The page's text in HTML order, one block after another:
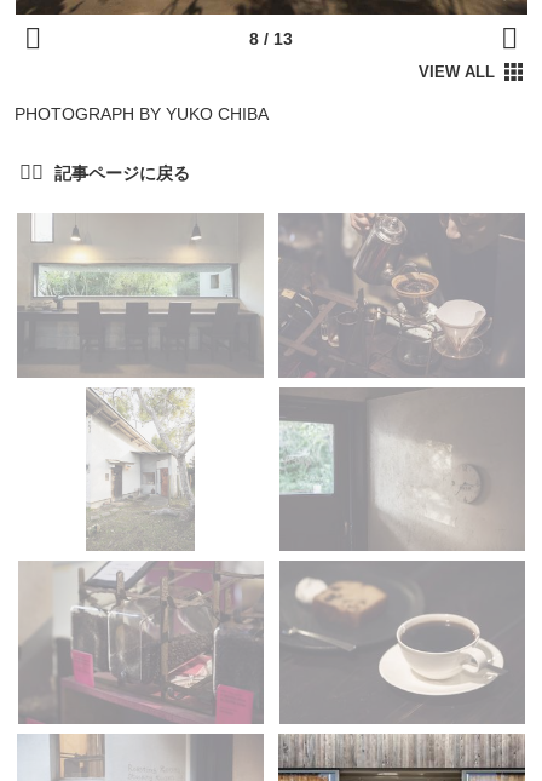
PHOTOGRAPH BY YUKO CHIBA